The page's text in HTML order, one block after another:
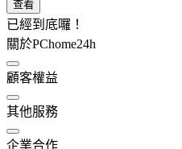
查看
已經到底囉！
關於PChome24h
顧客權益
其他服務
企業合作